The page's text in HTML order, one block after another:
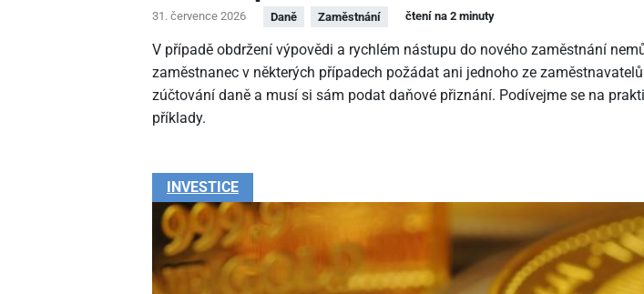
31. července 2026 Daně Zaměstnání čtení na 2 minuty
V případě obdržení výpovědi a rychlém nástupu do nového zaměstnání
zaměstnanec v některých případech požádat ani jednoho ze
zúčtování daně a musí si sám podat daňové přiznání. Podívejme se na
příklady.
INVESTICE